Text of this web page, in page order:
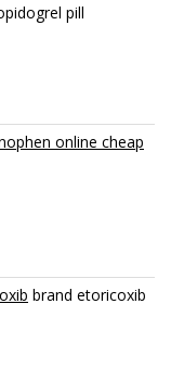
pill
online cheap
brand etoricoxib